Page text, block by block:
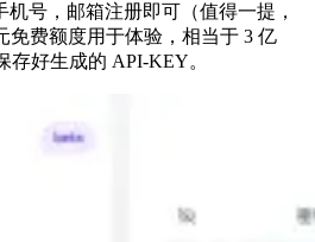
机号，邮箱注册即可（值得一提，
免费额度用于体验，相当于 3 亿
存好生成的 API-KEY。